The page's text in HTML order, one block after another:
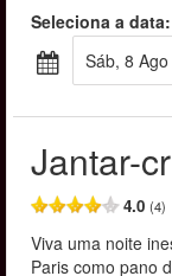
Seleciona a data:
Sáb, 8
Jantar-
4.0 (4)
Viva uma noite
Paris como pano